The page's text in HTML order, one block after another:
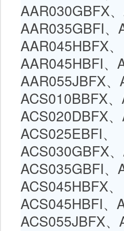
AAR030GBFX、
AAR035GBFI、
AAR045HBFX、
AAR045HBFI、
AAR055JBFX、
ACS010BBFX、
ACS020DBFX、
ACS025EBFI、
ACS030GBFX、
ACS035GBFI、
ACS045HBFX、
ACS045HBFI、
ACS055JBFX、